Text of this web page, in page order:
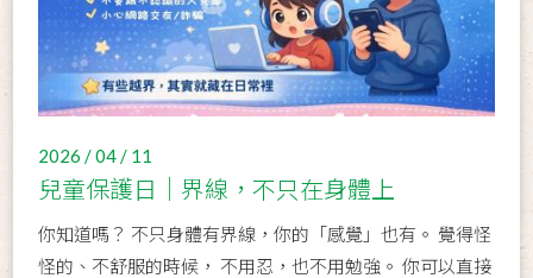
2026 / 04 / 11
兒童保護日｜界線，不只在身體上
你知道嗎？ 不只身體有界線，你的「感覺」也有。 覺得怪
怪的、不舒服的時候， 不用忍，也不用勉強。 你可以直接